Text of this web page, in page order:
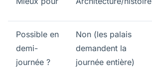
Possible en
demi-
journée ?
Non (les palais
demandent la
journée entière)